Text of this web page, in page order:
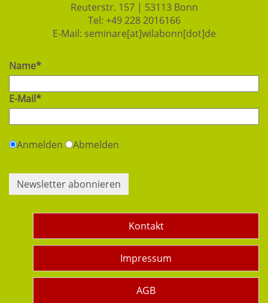
Reuterstr. 157 | 53113 Bonn
Tel: +49 228 2016166
E-Mail: seminare[at]wilabonn[dot]de
Name*
E-Mail*
Anmelden Abmelden
Newsletter abonnieren
Kontakt
Impressum
AGB